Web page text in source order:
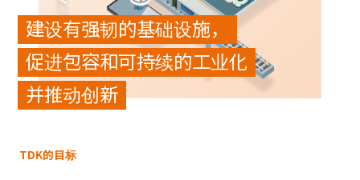
建设有强韧的基础设施，
促进包容和可持续的工业化
并推动创新
TDK的目标